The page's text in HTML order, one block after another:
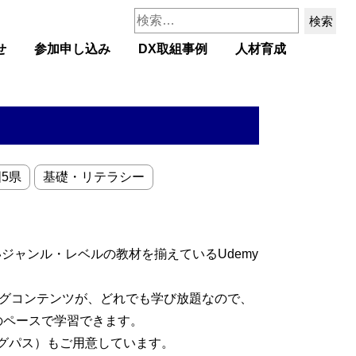
検
参加申し込み DX取組事例 人材育成
県 基礎・リテラシー
ャンル・レベルの教材を揃えているUdemy
ンテンツが、どれでも学び放題なので、
ースで学習できます。
ス）もご用意しています。